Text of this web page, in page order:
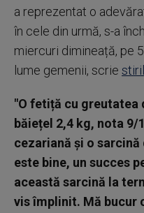
a reprezentat o
în cele din urmă, s-a
miercuri dimineață, pe
lume gemenii, scrie
"O fetiță cu greutatea
băiețel 2,4 kg, nota
cezariană și o
este bine, un succes
această sarcină la
vis împlinit. Mă bucur